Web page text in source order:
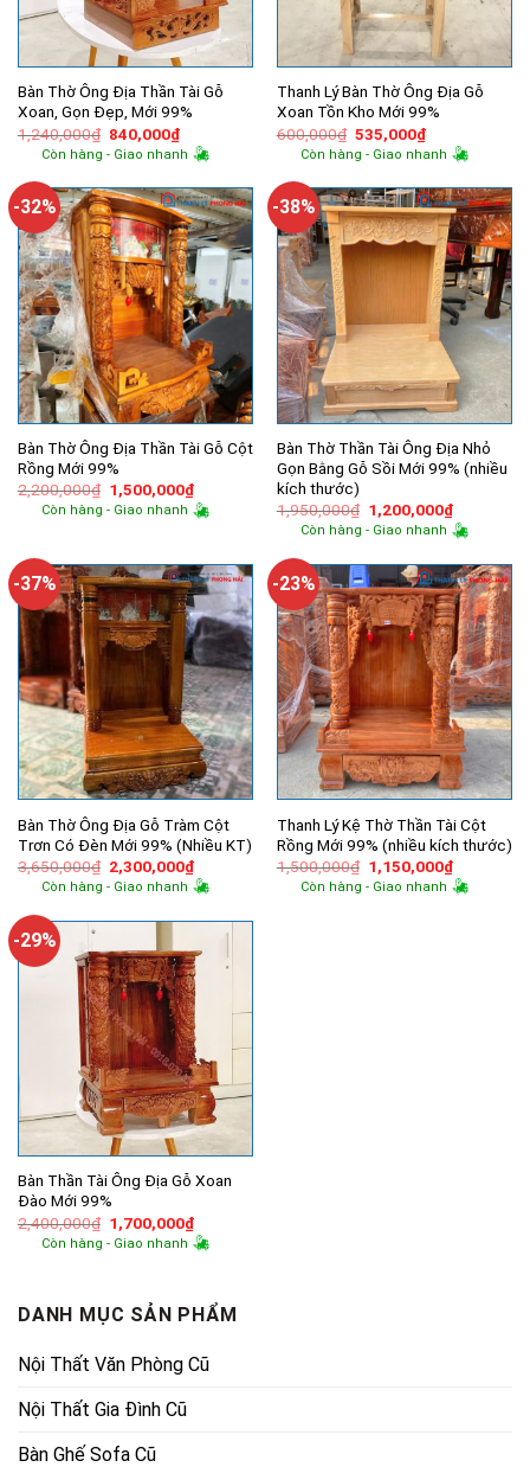
Bàn Thờ Ông Địa Thần Tài Gỗ
Xoan, Gọn Đẹp, Mới 99%
1,240,000₫ Giá
gốc
là:
840,000₫Giá
hiện
tại
840,000₫.
Còn hàng - Giao nhanh
Thanh Lý Bàn Thờ Ông Địa Gỗ
Xoan Tồn Kho Mới 99%
600,000₫ Giá
gốc
là:
535,000₫Giá
hiện
tại
535,000₫.
Còn hàng - Giao nhanh
-32%
Bàn Thờ Ông Địa Thần Tài Gỗ Cột
Rồng Mới 99%
2,200,000₫ Giá
gốc
là:
1,500,000₫Giá
hiện
tại
Còn hàng - Giao nhanh
-38%
Bàn Thờ Thần Tài Ông Địa Nhỏ
Gọn Bằng Gỗ Sồi Mới 99% (nhiều
kích thước)
1,950,000₫ Giá
gốc
là:
1,200,000₫Giá
hiện
tại
Còn hàng - Giao nhanh
-37%
Bàn Thờ Ông Địa Gỗ Tràm Cột
Trơn Có Đèn Mới 99% (Nhiều KT)
3,650,000₫ Giá
gốc
là:
2,300,000₫Giá
hiện
tại
2,300,000₫.
Còn hàng - Giao nhanh
-23%
Thanh Lý Kệ Thờ Thần Tài Cột
Rồng Mới 99% (nhiều kích thước)
1,500,000₫ Giá
gốc
là:
1,150,000₫Giá
hiện
tại
Còn hàng - Giao nhanh
-29%
Bàn Thần Tài Ông Địa Gỗ Xoan
Đào Mới 99%
2,400,000₫ Giá
gốc
là:
1,700,000₫Giá
hiện
tại
Còn hàng - Giao nhanh
DANH MỤC SẢN PHẨM
Nội Thất Văn Phòng Cũ
Nội Thất Gia Đình Cũ
Bàn Ghế Sofa Cũ